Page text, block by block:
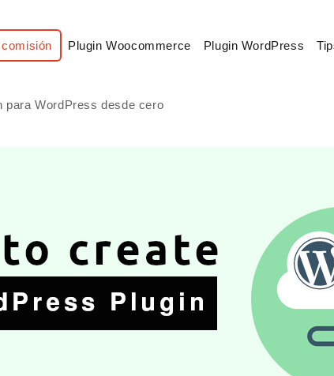
Plugin Woocommerce Plugin WordPress
para WordPress desde cero